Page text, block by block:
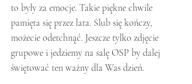
to były za emocje. Takie piękne chwile
pamięta się przez lata. Ślub się kończy,
możecie odetchnąć. Jeszcze tylko zdjęcie
grupowe i jedziemy na salę OSP by dalej
świętować ten ważny dla Was dzień.